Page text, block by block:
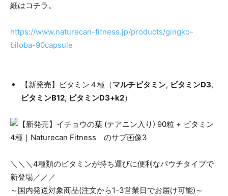
細はコチラ。
https://www.naturecan-fitness.jp/products/gingko-
biloba-90capsule
【新発売】ビタミン４種（マルチビタミン, ビタミンD3,
ビタミンB12, ビタミンD3+k2）
＼＼＼4種類のビタミンが持ち運びに便利なパウチタイプで
新登場／／／
～国内発送対象商品(注文から1-3営業日でお届け可能)～